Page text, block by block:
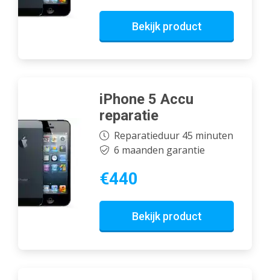
Bekijk product
iPhone 5 Accu
reparatie
Reparatieduur 45 minuten
6 maanden garantie
€440
Bekijk product